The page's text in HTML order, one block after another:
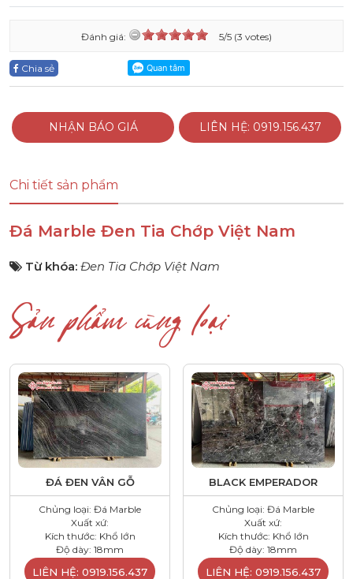
Đánh giá: 5/5 (3 votes)
Chia sẻ
NHẬN BÁO GIÁ LIÊN HỆ: 0919.156.437
Chi tiết sản phẩm
Đá Marble Đen Tia Chớp Việt Nam
Từ khóa: Đen Tia Chớp Việt Nam
Sản phẩm cùng loại
ĐÁ ĐEN VÂN GỖ
Chủng loại: Đá Marble
Xuất xứ:
Kích thước: Khổ lớn
Độ dày: 18mm
LIÊN HỆ: 0919.156.437
BLACK EMPERADOR
Chủng loại: Đá Marble
Xuất xứ:
Kích thước: Khổ lớn
Độ dày: 18mm
LIÊN HỆ: 0919.156.437